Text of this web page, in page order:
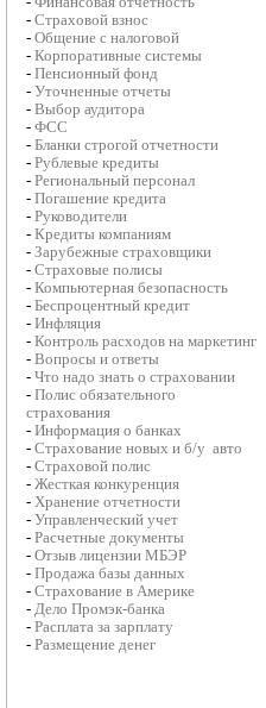
-Страховой взнос
-Общение с налоговой
-Корпоративные системы
-Пенсионный фонд
-Уточненные отчеты
-Выбор аудитора
-ФСС
-Бланки строгой отчетности
-Рублевые кредиты
-Региональный персонал
-Погашение кредита
-Руководители
-Кредиты компаниям
-Зарубежные страховщики
-Страховые полисы
-Компьютерная безопасность
-Беспроцентный кредит
-Инфляция
-Контроль расходов на маркетинг
-Вопросы и ответы
-Что надо знать о страховании
-Полис обязательного
страхования
-Информация о банках
-Страхование новых и б/у авто
-Страховой полис
-Жесткая конкуренция
- Хранение отчетности
-Управленческий учет
-Расчетные документы
-Отзыв лицензии МБЭР
-Продажа базы данных
-Страхование в Америке
- Дело Промэк-банка
-Расплата за зарплату
-Размещение денег